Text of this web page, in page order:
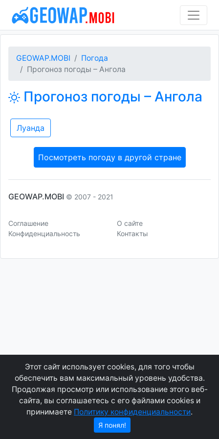
GEOWAP.MOBI
Погода
Прогоноз погоды – Ангола
Прогоноз погоды – Ангола
Луанда
Посмотреть погоду в другой стране
GEOWAP.MOBI © 2007 - 2021
Соглашение
Конфиденциальность
О сайте
Контакты
Этот сайт использует cookies, для того чтобы
обеспечить вам максимальный уровень удобства.
Продолжая просмотр или использование этого веб-
сайта, вы соглашаетесь с его файлами cookies и
принимаете Политику конфиденциальности.
Я понял!